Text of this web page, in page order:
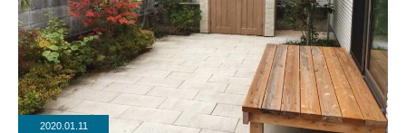
2020.01.11